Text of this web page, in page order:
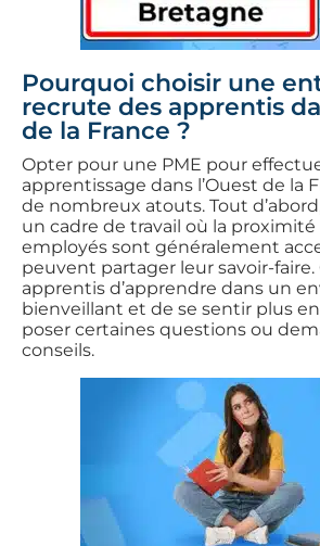
Pourquoi choisir une
recrute des apprentis
de la France ?
Opter pour une PME pour
apprentissage dans l’Ouest de la
de nombreux atouts. Tout
un cadre de travail où la proximité
employés sont généralement
peuvent partager leur savoir-
apprentis d’apprendre dans un
bienveillant et de se sentir plus
poser certaines questions ou
conseils.